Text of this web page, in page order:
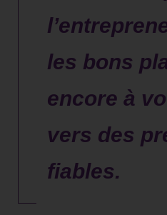
les bons
encore à
vers des
fiables.